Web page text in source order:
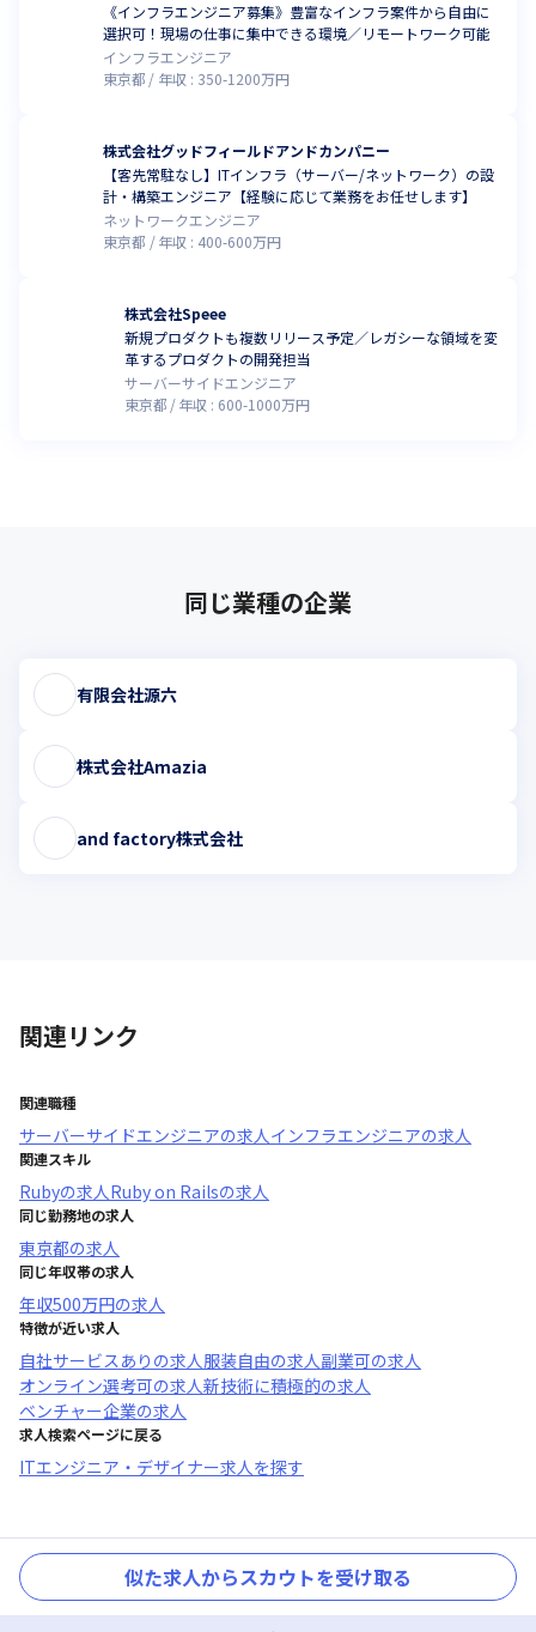
《インフラエンジニア募集》豊富なインフラ案件から自由に
選択可！現場の仕事に集中できる環境／リモートワーク可能
インフラエンジニア
東京都
年収 : 350-1200万円
株式会社グッドフィールドアンドカンパニー
【客先常駐なし】ITインフラ（サーバー/ネットワーク）の設
計・構築エンジニア【経験に応じて業務をお任せします】
ネットワークエンジニア
東京都
年収 : 400-600万円
株式会社Speee
新規プロダクトも複数リリース予定／レガシーな領域を変
革するプロダクトの開発担当
サーバーサイドエンジニア
東京都
年収 : 600-1000万円
同じ業種の企業
有限会社源六
株式会社Amazia
and factory株式会社
関連リンク
関連職種
サーバーサイドエンジニアの求人インフラエンジニアの求人
関連スキル
Rubyの求人Ruby on Railsの求人
同じ勤務地の求人
東京都の求人
同じ年収帯の求人
年収500万円の求人
特徴が近い求人
自社サービスあり の求人服装自由の求人副業可の求人
オンライン選考可の求人新技術に積極的の求人
ベンチャー企業の求人
求人検索ページに戻る
ITエンジニア・デザイナー求人を探す
似た求人からスカウトを受け取る